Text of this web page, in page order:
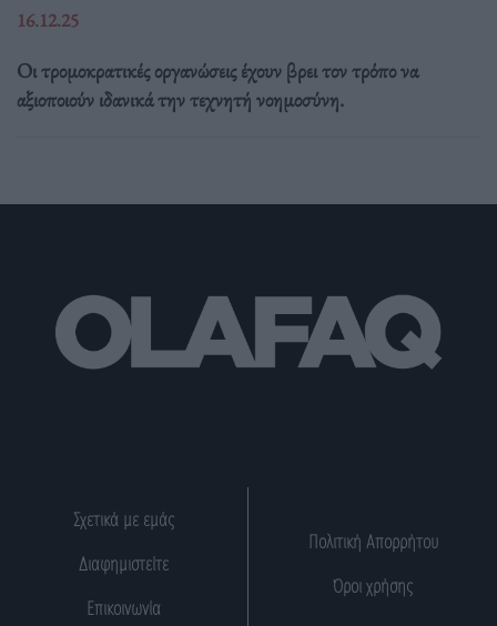
16.12.25
Οι τρομοκρατικές οργανώσεις έχουν βρει τον τρόπο να
αξιοποιούν ιδανικά την τεχνητή νοημοσύνη.
Σχετικά με εμάς
Διαφημιστείτε
Επικοινωνία
Πολιτική Απορρήτου
Όροι χρήσης